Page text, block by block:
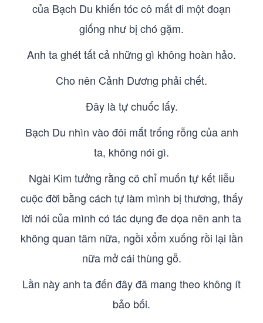
của Bạch Du khiến tóc cô mất đi một đoạn
giống như bị chó gặm.
Anh ta ghét tất cả những gì không hoàn hảo.
Cho nên Cảnh Dương phải chết.
Đây là tự chuốc lấy.
Bạch Du nhìn vào đôi mắt trống rỗng của anh
ta, không nói gì.
Ngài Kim tưởng rằng cô chỉ muốn tự kết liễu
cuộc đời bằng cách tự làm mình bị thương, thấy
lời nói của mình có tác dụng đe dọa nên anh ta
không quan tâm nữa, ngồi xổm xuống rồi lại lần
nữa mở cái thùng gỗ.
Lần này anh ta đến đây đã mang theo không ít
bảo bối.